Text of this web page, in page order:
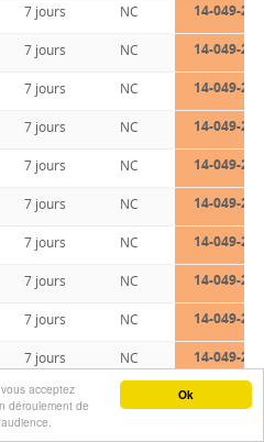
Ok
acceptez
déroulement de
7 jours NC 14-049-
7 jours NC 14-049-
7 jours NC 14-049-
7 jours NC 14-049-
7 jours NC 14-049-
7 jours NC 14-049-
7 jours NC 14-049-
7 jours NC 14-049-
7 jours NC 14-049-
7 jours NC 14-049-
7 jours 14-049-